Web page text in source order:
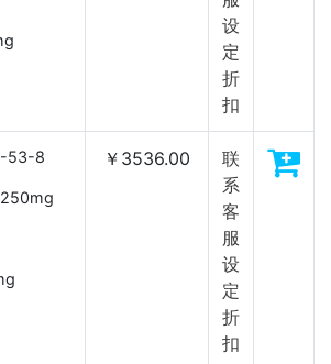
设
定
折
扣
53-8 ￥3536.00
联
系
客
服
设
定
折
扣